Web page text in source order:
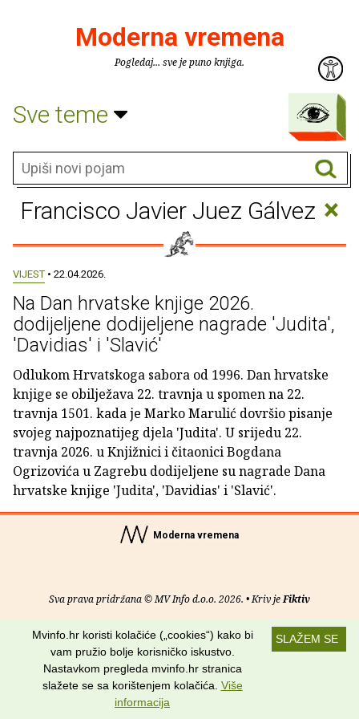
Moderna vremena
Pogledaj... sve je puno knjiga.
Sve teme
Francisco Javier Juez Gálvez ×
VIJEST • 22.04.2026.
Na Dan hrvatske knjige 2026.
dodijeljene dodijeljene nagrade 'Judita',
'Davidias' i 'Slavić'
Odlukom Hrvatskoga sabora od 1996. Dan hrvatske
knjige se obilježava 22. travnja u spomen na 22.
travnja 1501. kada je Marko Marulić dovršio pisanje
svojeg najpoznatijeg djela 'Judita'. U srijedu 22.
travnja 2026. u Knjižnici i čitaonici Bogdana
Ogrizovića u Zagrebu dodijeljene su nagrade Dana
hrvatske knjige 'Judita', 'Davidias' i 'Slavić'.
Moderna vremena
Sva prava pridržana © MV Info d.o.o. 2026. • Kriv jeFiktiv
O nama • Pomoć• Uvjeti korištenja• RSS kanali
SLAŽEM SE
Mvinfo.hr koristi kolačiće („cookies“) kako bi
vam pružio bolje korisničko iskustvo.
Nastavkom pregleda mvinfo.hr stranica
slažete se sa korištenjem kolačića. Više
informacija